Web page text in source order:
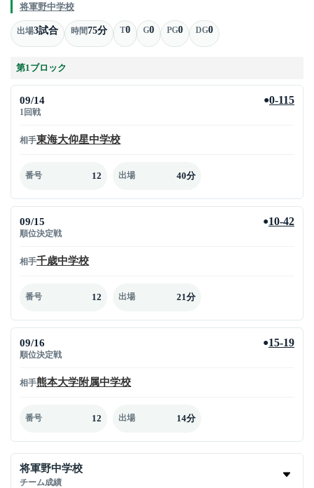
将軍野中学校
出場3試合 時間75分 T0 G0 PG0 DG0
第1ブロック
09/14
1回戦
●0-115
相手東海大仰星中学校
番号 12 出場 40分
09/15
順位決定戦
●10-42
相手千歳中学校
番号 12 出場 21分
09/16
順位決定戦
●15-19
相手熊本大学附属中学校
番号 12 出場 14分
将軍野中学校
チーム成績